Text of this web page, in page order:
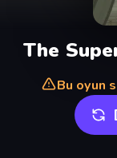
The
Bu oyun